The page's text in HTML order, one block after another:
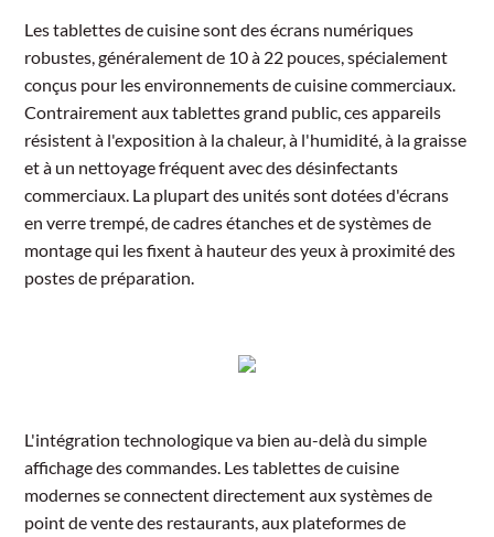
Les tablettes de cuisine sont des écrans numériques
robustes, généralement de 10 à 22 pouces, spécialement
conçus pour les environnements de cuisine commerciaux.
Contrairement aux tablettes grand public, ces appareils
résistent à l'exposition à la chaleur, à l'humidité, à la graisse
et à un nettoyage fréquent avec des désinfectants
commerciaux. La plupart des unités sont dotées d'écrans
en verre trempé, de cadres étanches et de systèmes de
montage qui les fixent à hauteur des yeux à proximité des
postes de préparation.
L'intégration technologique va bien au-delà du simple
affichage des commandes. Les tablettes de cuisine
modernes se connectent directement aux systèmes de
point de vente des restaurants, aux plateformes de